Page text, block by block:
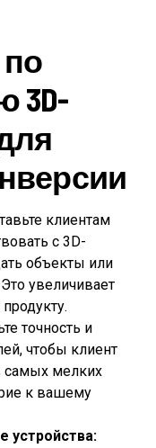
3D-
клиентам
с 3D-
объекты или
увеличивает
точность и
чтобы клиент
самых мелких
к вашему
устройства: